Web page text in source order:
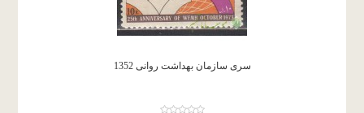
سری سازمان بهداشت روانی 1352